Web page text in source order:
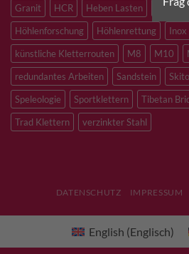
Granit
HCR Heben Lasten
Höhlenforschung
Höhlenrettung Inox
künstliche Kletterrouten
M8 M10
redundantes Arbeiten
Sandstein
Speleologie
Sportklettern Tibetan
Trad Klettern
verzinkter Stahl
DATENSCHUTZ IMPRESSUM
English (Englisch)